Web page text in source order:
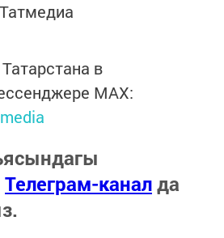
Татмедиа
в
MАХ:
Телеграм-каналда